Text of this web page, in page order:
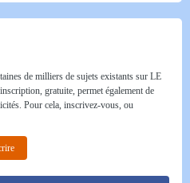
de milliers de sujets existants sur LE
gratuite, permet également de
Pour cela, inscrivez-vous, ou